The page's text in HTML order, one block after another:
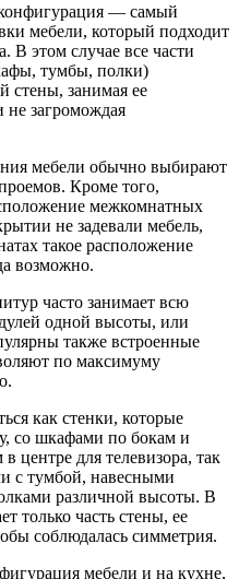
— самый
мебели, который подходит
В этом случае все части
тумбы, полки)
стены, занимая ее
не загромождая
мебели обычно выбирают
Кроме того,
межкомнатных
не задевали мебель,
такое расположение
возможно.
часто занимает всю
одной высоты, или
также встроенные
по максимуму
как стенки, которые
со шкафами по бокам и
центре для телевизора, так
с тумбой, навесными
различной высоты. В
только часть стены, ее
соблюдалась симметрия.
мебели и на кухне,